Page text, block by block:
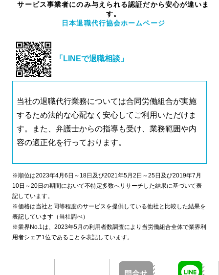
サービス事業者にのみ与えられる認証だから安心が違いま
す。
日本退職代行協会ホームページ
「LINEで退職相談」
当社の退職代行業務については合同労働組合が実施
するため法的な心配なく安心してご利用いただけま
す。また、弁護士からの指導も受け、業務範囲や内
容の適正化を行っております。
※順位は2023年4月6日～18日及び2021年5月2日～25日及び2019年7月
10日～20日の期間において不特定多数へリサーチした結果に基づいて表
記しています。
※価格は当社と同等程度のサービスを提供している他社と比較した結果を
表記しています（当社調べ）
※業界No.1は、2023年5月の利用者数調査により当労働組合全体で業界利
用者シェア1位であることを表記しています。